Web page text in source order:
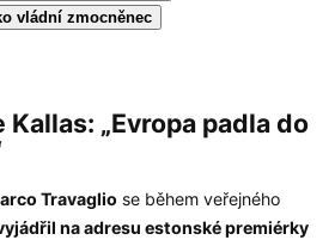
vládní zmocněnec
Kallas: „Evropa padla do
Travaglio se během veřejného
na adresu estonské premiérky